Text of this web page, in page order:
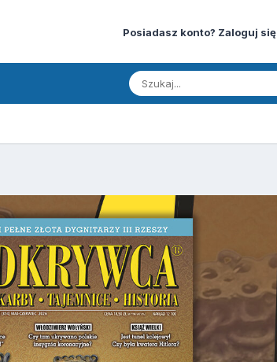
Posiadasz konto? Zaloguj się